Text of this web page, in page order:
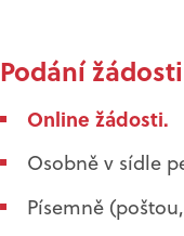
Podání
Online žádosti.
​Osobně v sídle
Písemně